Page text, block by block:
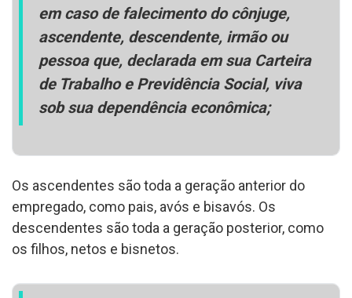
em caso de falecimento do cônjuge,
ascendente, descendente, irmão ou
pessoa que, declarada em sua Carteira
de Trabalho e Previdência Social, viva
sob sua dependência econômica;
Os ascendentes são toda a geração anterior do
empregado, como pais, avós e bisavós. Os
descendentes são toda a geração posterior, como
os filhos, netos e bisnetos.